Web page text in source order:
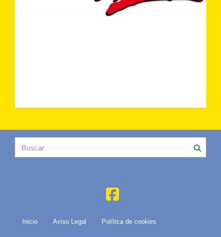
Inicio Aviso Legal Política de cookies